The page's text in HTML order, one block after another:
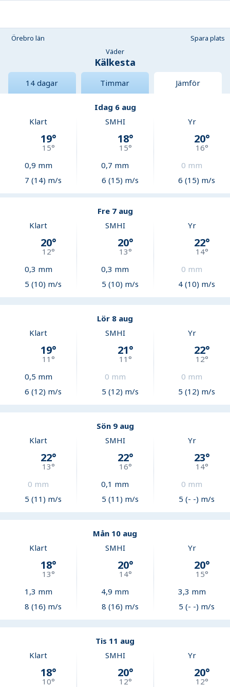
Örebro län
Spara plats
Väder
Kälkesta
14 dagar Timmar Jämför
Idag 6 aug
Klart
19°
15°
0,9 mm
7 (14) m/s
SMHI
18°
15°
0,7 mm
6 (15) m/s
Yr
20°
16°
0 mm
6 (15) m/s
Fre 7 aug
Klart
20°
12°
0,3 mm
5 (10) m/s
SMHI
20°
13°
0,3 mm
5 (10) m/s
Yr
22°
14°
0 mm
4 (10) m/s
Lör 8 aug
Klart
19°
11°
0,5 mm
6 (12) m/s
SMHI
21°
11 °
0 mm
5 (12) m/s
Yr
22°
12°
0 mm
5 (12) m/s
Sön 9 aug
Klart
22°
13°
0 mm
5 (11) m/s
SMHI
22°
16°
0,1 mm
5 (11) m/s
Yr
23°
14°
0 mm
5 (- -) m/s
Mån 10 aug
Klart
18°
13°
1,3 mm
8 (16) m/s
SMHI
20°
14°
4,9 mm
8 (16) m/s
Yr
20°
15°
3,3 mm
5 (- -) m/s
Tis 11 aug
Klart
18°
10°
SMHI
20°
12°
Yr
20°
12°